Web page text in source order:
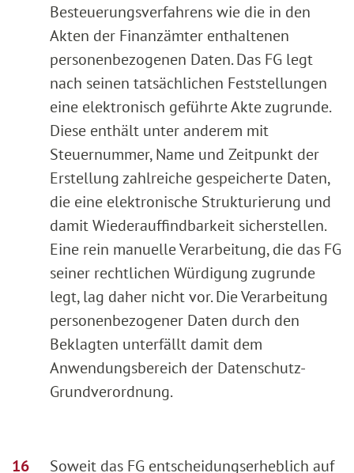
Besteuerungsverfahrens wie die in den
Akten der Finanzämter enthaltenen
personenbezogenen Daten. Das FG legt
nach seinen tatsächlichen Feststellungen
eine elektronisch geführte Akte zugrunde.
Diese enthält unter anderem mit
Steuernummer, Name und Zeitpunkt der
Erstellung zahlreiche gespeicherte Daten,
die eine elektronische Strukturierung und
damit Wiederauffindbarkeit sicherstellen.
Eine rein manuelle Verarbeitung, die das FG
seiner rechtlichen Würdigung zugrunde
legt, lag daher nicht vor. Die Verarbeitung
personenbezogener Daten durch den
Beklagten unterfällt damit dem
Anwendungsbereich der Datenschutz-
Grundverordnung.
Soweit das FG entscheidungserheblich auf